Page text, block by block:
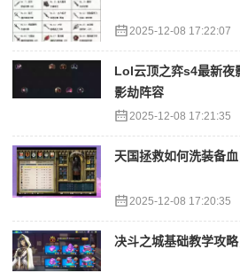
2025-12-08 17:22:07
Lol云顶之弈s4最新夜
影劫阵容
2025-12-08 17:21:35
天国拯救如何洗装备
2025-12-08 17:20:35
决斗之城基础教学攻